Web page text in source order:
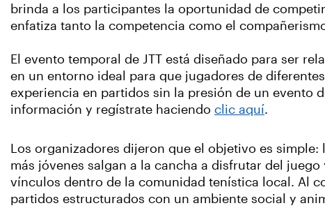
brinda a los participantes la oportunidad de
enfatiza tanto la competencia como el
El evento temporal de JTT está diseñado para ser
en un entorno ideal para que jugadores de
experiencia en partidos sin la presión de un evento
información y regístrate haciendo clic aquí.
Los organizadores dijeron que el objetivo es simple:
más jóvenes salgan a la cancha a disfrutar del juego
vínculos dentro de la comunidad tenística local. Al
partidos estructurados con un ambiente social y